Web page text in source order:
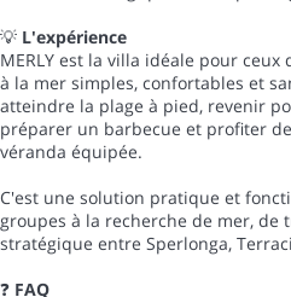
💡 L'expérience
MERLY est la villa idéale pour
à la mer simples, confortables et
atteindre la plage à pied, revenir
préparer un barbecue et profiter
véranda équipée.
C'est une solution pratique et
groupes à la recherche de mer,
stratégique entre Sperlonga,
❓ FAQ